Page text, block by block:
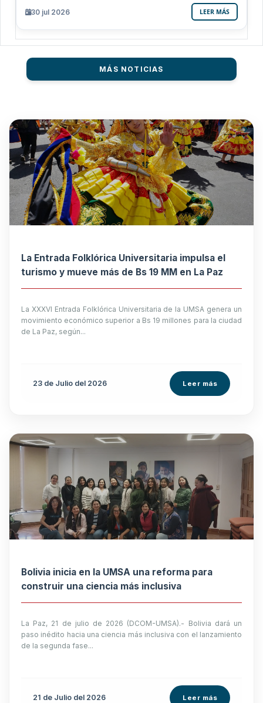
30 jul 2026 LEER MÁS
MÁS NOTICIAS
La Entrada Folklórica Universitaria impulsa el
turismo y mueve más de Bs 19 MM en La Paz
La XXXVI Entrada Folklórica Universitaria de la UMSA genera un
movimiento económico superior a Bs 19 millones para la ciudad
de La Paz, según...
23 de Julio del 2026 Leer más
Bolivia inicia en la UMSA una reforma para
construir una ciencia más inclusiva
La Paz, 21 de julio de 2026 (DCOM-UMSA).- Bolivia dará un
paso inédito hacia una ciencia más inclusiva con el lanzamiento
de la segunda fase...
21 de Julio del 2026 Leer más